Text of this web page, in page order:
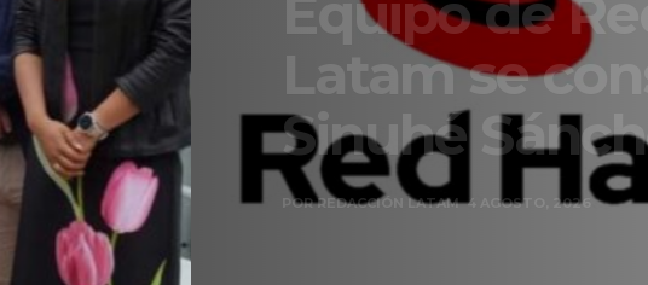
Equipo de Red Hat en
Latam se consolida con
Sinuhé Sánchez
POR REDACCIÓN LATAM 4 AGOSTO, 2026